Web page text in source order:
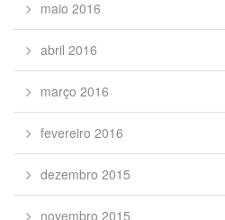
maio 2016
abril 2016
março 2016
fevereiro 2016
dezembro 2015
novembro 2015